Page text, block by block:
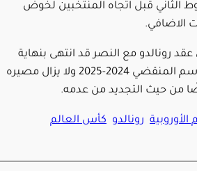
الثاني قبل اتجاه المنتخبين لخوض
الاضافي.
عقد رونالدو مع النصر قد انتهى بنهاية
الموسم المنقضي 2024-2025 ولا يزال مصيره
من حيث التجديد من عدمه.
الأوروبية رونالدو كأس العالم